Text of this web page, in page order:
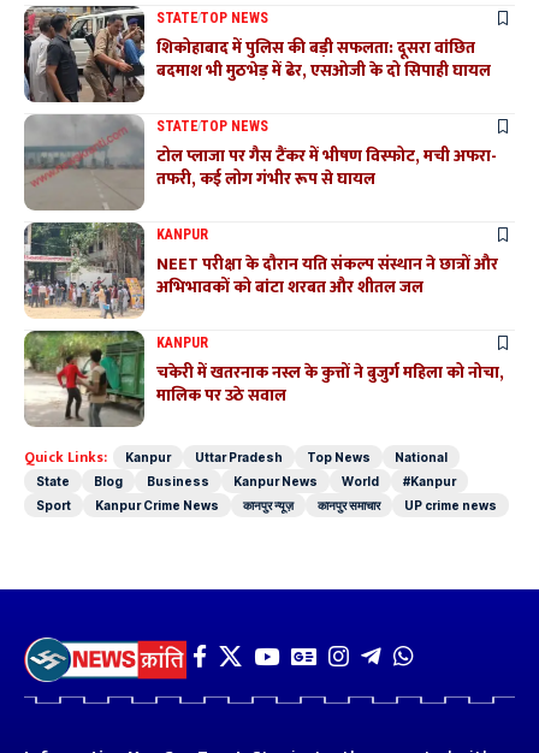
STATETOP NEWS
शिकोहाबाद में पुलिस की बड़ी सफलता: दूसरा वांछित
बदमाश भी मुठभेड़ में ढेर, एसओजी के दो सिपाही घायल
STATETOP NEWS
टोल प्लाजा पर गैस टैंकर में भीषण विस्फोट, मची अफरा-
तफरी, कई लोग गंभीर रूप से घायल
KANPUR
NEET परीक्षा के दौरान यति संकल्प संस्थान ने छात्रों और
अभिभावकों को बांटा शरबत और शीतल जल
KANPUR
चकेरी में खतरनाक नस्ल के कुत्तों ने बुजुर्ग महिला को नोचा,
मालिक पर उठे सवाल
Quick Links: Kanpur Uttar Pradesh Top News
National
State
Blog Business Kanpur News World
#Kanpur
Sport
Kanpur Crime News कानपुर न्यूज़ कानपुर समाचार UP crime news